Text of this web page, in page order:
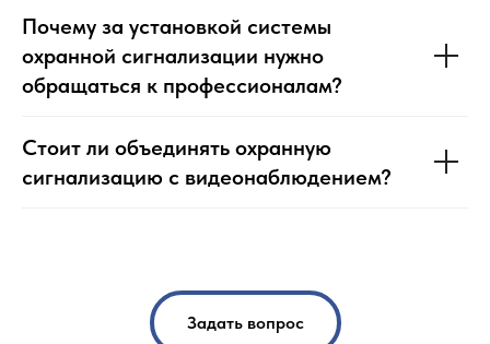
Почему за установкой системы
охранной сигнализации нужно
обращаться к профессионалам?
Стоит ли объединять охранную
сигнализацию с видеонаблюдением?
Задать вопрос